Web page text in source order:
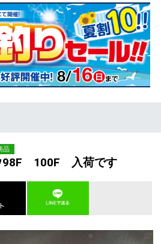
品
98F 100F 入荷です